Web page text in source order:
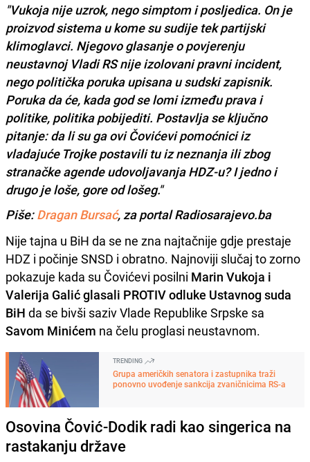
"Vukoja nije uzrok, nego simptom i posljedica. On je
proizvod sistema u kome su sudije tek partijski
klimoglavci. Njegovo glasanje o povjerenju
neustavnoj Vladi RS nije izolovani pravni incident,
nego politička poruka upisana u sudski zapisnik.
Poruka da će, kada god se lomi između prava i
politike, politika pobijediti. Postavlja se ključno
pitanje: da li su ga ovi Čovićevi pomoćnici iz
vladajuće Trojke postavili tu iz neznanja ili zbog
stranačke agende udovoljavanja HDZ-u? I jedno i
drugo je loše, gore od lošeg."
Piše:Dragan Bursać, za portal Radiosarajevo.ba
Nije tajna u BiH da se ne zna najtačnije gdje prestaje
HDZ i počinje SNSD i obratno. Najnoviji slučaj to zorno
pokazuje kada su Čovićevi posilni Marin Vukoja i
Valerija Galić glasali PROTIV odluke Ustavnog suda
BiH da se bivši saziv Vlade Republike Srpske sa
Savom Minićem na čelu proglasi neustavnom.
TRENDING
Grupa američkih senatora i zastupnika traži
ponovno uvođenje sankcija zvaničnicima RS-a
Osovina Čović-Dodik radi kao singerica na
rastakanju države